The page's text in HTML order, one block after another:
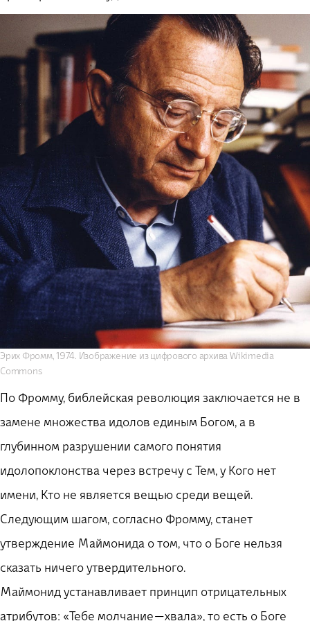
Эрих Фромм, 1974. Изображение из цифрового архива Wikimedia
Commons
По Фромму, библейская революция заключается не в
замене множества идолов единым Богом, а в
глубинном разрушении самого понятия
идолопоклонства через встречу с Тем, у Кого нет
имени, Кто не является вещью среди вещей.
Следующим шагом, согласно Фромму, станет
утверждение Маймонида о том, что о Боге нельзя
сказать ничего утвердительного.
Маймонид устанавливает принцип отрицательных
атрибутов: «Тебе молчание — хвала», то есть о Боге